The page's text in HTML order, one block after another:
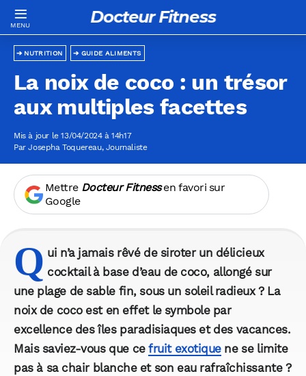
Docteur Fitness
GUIDE ALIMENTS
NUTRITION
La noix de coco : un trésor
aux multiples facettes
Mis à jour le 13/04/2024 à 14h17
ParJosepha Toquereau, Journaliste
Mettre Docteur Fitnessen favori sur
Google
Q ui n’a jamais rêvé de siroter un délicieux
cocktail à base d’eau de coco, allongé sur
une plage de sable fin, sous un soleil radieux ? La
noix de coco est en effet le symbole par
excellence des îles paradisiaques et des vacances.
Mais saviez-vous que cefruit exotiquene se limite
pas à sa chair blanche et son eau rafraîchissante ?